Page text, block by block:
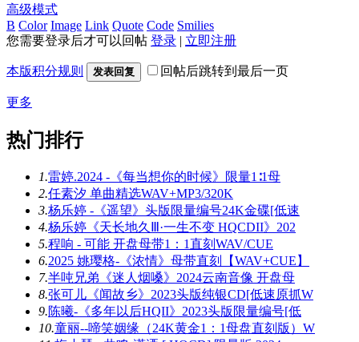
高级模式
B Color Image Link Quote Code Smilies
您需要登录后才可以回帖 登录 | 立即注册
本版积分规则 发表回复 回帖后跳转到最后一页
更多
热门排行
1.雷婷.2024 -《每当想你的时候》限量1∶1母
2.任素汐 单曲精选WAV+MP3/320K
3.杨乐婷 -《遥望》头版限量编号24K金碟[低速
4.杨乐婷《天长地久Ⅲ·一生不变 HQCDII》202
5.程响 - 可能 开盘母带1：1直刻WAV/CUE
6.2025 姚璎格-《浓情》母带直刻【WAV+CUE】
7.半吨兄弟《迷人烟嗓》2024云南音像 开盘母
8.张可儿《闻故乡》2023头版纯银CD[低速原抓W
9.陈曦-《多年以后HQII》2023头版限量编号[低
10.童丽--啼笑姻缘（24K黄金1：1母盘直刻版）W